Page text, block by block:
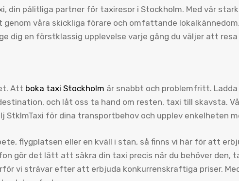
din pålitliga partner för taxiresor i Stockholm. Med vår
genom våra skickliga förare och omfattande
dig en förstklassig upplevelse varje gång du väljer att resa
Att boka taxi Stockholm är snabbt och problemfritt.
och låt oss ta hand om resten, taxi till skavsta.
StklmTaxi för dina transportbehov och upplev enkelheten
flygplatsen eller en kväll i stan, så finns vi här för att
gör det lätt att säkra din taxi precis när du behöver
vi strävar efter att erbjuda konkurrenskraftiga priser.